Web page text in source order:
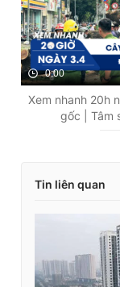
0:00
Xem nhanh 20h
gốc | Tâm
Tin liên quan